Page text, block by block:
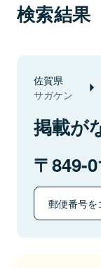
検索結果
佐賀県
サガケン
掲載が
849-
郵便番号を